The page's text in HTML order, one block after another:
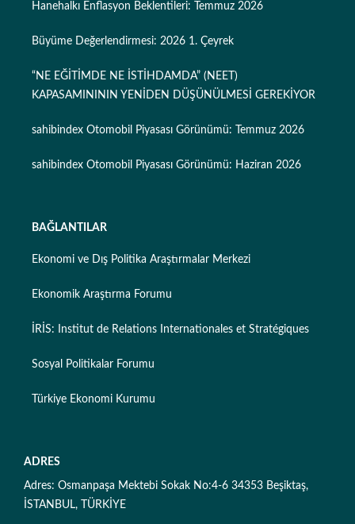
Hanehalkı Enflasyon Beklentileri: Temmuz 2026
Büyüme Değerlendirmesi: 2026 1. Çeyrek
“NE EĞİTİMDE NE İSTİHDAMDA” (NEET)
KAPASAMINININ YENİDEN DÜŞÜNÜLMESİ GEREKİYOR
sahibindex Otomobil Piyasası Görünümü: Temmuz 2026
sahibindex Otomobil Piyasası Görünümü: Haziran 2026
BAĞLANTILAR
Ekonomi ve Dış Politika Araştırmalar Merkezi
Ekonomik Araştırma Forumu
İRİS: Institut de Relations Internationales et Stratégiques
Sosyal Politikalar Forumu
Türkiye Ekonomi Kurumu
ADRES
Adres: Osmanpaşa Mektebi Sokak No:4-6 34353 Beşiktaş,
İSTANBUL, TÜRKİYE